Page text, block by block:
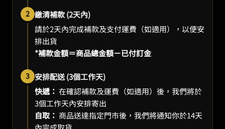
2 繳清補款 (2天內)
請於2天內完成補款及支付運費（如適用），以便安
排出貨
*補款金額＝商品總金額－已付訂金
3 安排配送 (3個工作天)
快遞： 在確認補款及運費（如適用）後，我們將於
3個工作天內安排寄出
自取： 商品送達指定門市後，我們將通知你於14天